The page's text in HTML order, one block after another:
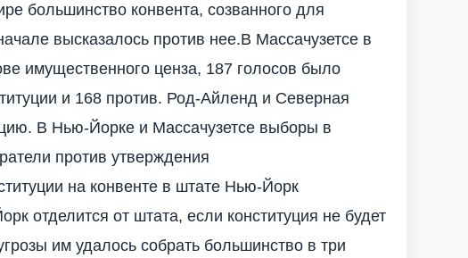
большинство конвента, созванного для
высказалось против нее.В Массачузетсе в
имущественного ценза, 187 голосов было
и 168 против. Род-Айленд и Северная
В Нью-Йорке и Массачузетсе выборы в
против утверждения
на конвенте в штате Нью-Йорк
отделится от штата, если конституция не будет
им удалось собрать большинство в три